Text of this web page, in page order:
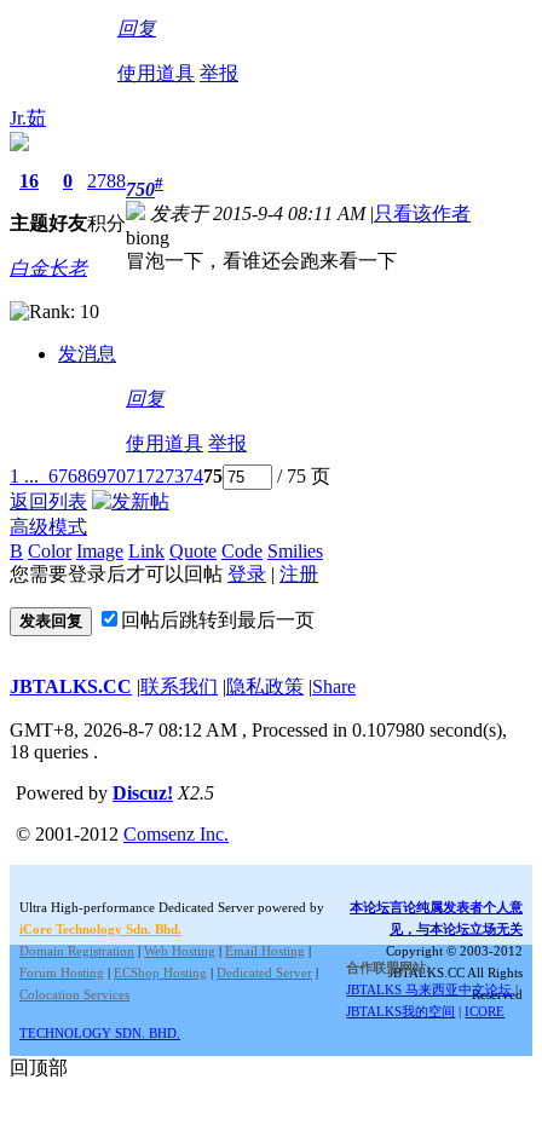
回复
使用道具 举报
Jr.茹
16
主题
0
好友
2788
积分
白金长老
发消息
750#
发表于 2015-9-4 08:11 AM |只看该作者
biong
冒泡一下，看谁还会跑来看一下
回复
使用道具 举报
1 ... 6768697071 72737475
/ 75 页
返回列表
高级模式
B Color Image Link Quote Code Smilies
您需要登录后才可以回帖 登录 | 注册
发表回复 回帖后跳转到最后一页
JBTALKS.CC |联系我们 |隐私政策 |Share
GMT+8, 2026-8-7 08:12 AM , Processed in 0.107980 second(s),
18 queries .
Powered by Discuz! X2.5
© 2001-2012 Comsenz Inc.
Ultra High-performance Dedicated Server powered by
iCore Technology Sdn. Bhd.
Domain Registration | Web Hosting | Email Hosting |
Forum Hosting | ECShop Hosting | Dedicated Server |
Colocation Services
本论坛言论纯属发表者个人意
见，与本论坛立场无关
Copyright © 2003-2012
JBTALKS.CC All Rights
Reserved
合作联盟网站:
JBTALKS 马来西亚中文论坛 |
JBTALKS我的空间 |ICORE
TECHNOLOGY SDN. BHD.
回顶部